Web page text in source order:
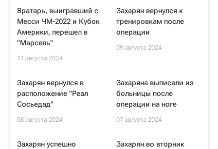
Вратарь, выигравший с
Месси ЧМ-2022 и Кубок
Америки, перешел в
"Марсель"
11 августа 2024
Захарян вернулся к
тренировкам после
операции
09 августа 2024
Захарян вернулся в
расположение "Реал
Сосьедад"
08 августа 2024
Захаряна выписали из
больницы после
операции на ноге
07 августа 2024
Захарян успешно
Захарян во вторник